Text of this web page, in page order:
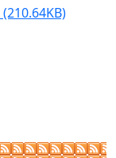
(210.64KB)